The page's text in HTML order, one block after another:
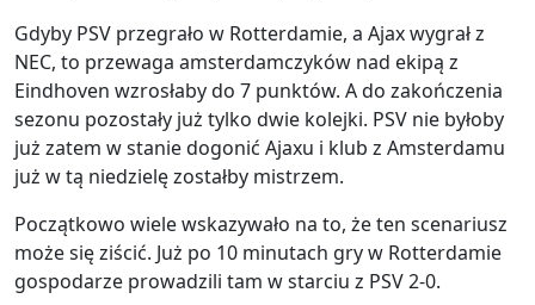
Gdyby PSV przegrało w Rotterdamie, a Ajax wygrał z
NEC, to przewaga amsterdamczyków nad ekipą z
Eindhoven wzrosłaby do 7 punktów. A do zakończenia
sezonu pozostały już tylko dwie kolejki. PSV nie byłoby
już zatem w stanie dogonić Ajaxu i klub z Amsterdamu
już w tą niedzielę zostałby mistrzem.
Początkowo wiele wskazywało na to, że ten scenariusz
może się ziścić. Już po 10 minutach gry w Rotterdamie
gospodarze prowadzili tam w starciu z PSV 2-0.